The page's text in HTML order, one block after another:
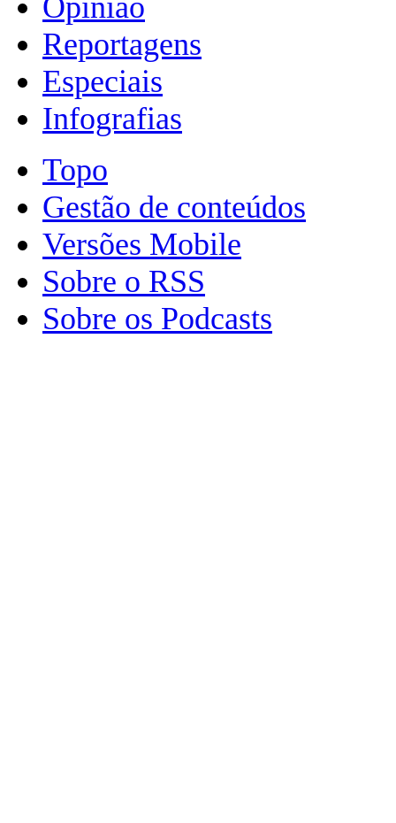
Reportagens
Especiais
Infografias
Topo
Gestão de conteúdos
Versões Mobile
Sobre o RSS
Sobre os Podcasts